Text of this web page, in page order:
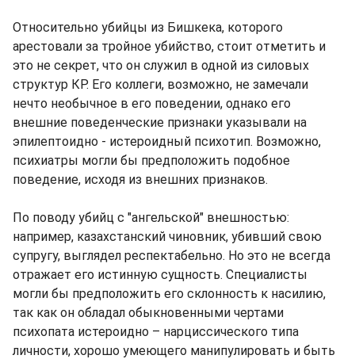
Относительно убийцы из Бишкека, которого
арестовали за тройное убийство, стоит отметить и
это не секрет, что он служил в одной из силовых
структур КР. Его коллеги, возможно, не замечали
нечто необычное в его поведении, однако его
внешние поведенческие признаки указывали на
эпилептоидно - истероидный психотип. Возможно,
психиатры могли бы предположить подобное
поведение, исходя из внешних признаков.
По поводу убийц с "ангельской" внешностью:
например, казахстанский чиновник, убивший свою
супругу, выглядел респектабельно. Но это не всегда
отражает его истинную сущность. Специалисты
могли бы предположить его склонность к насилию,
так как он обладал обыкновенными чертами
психопата истероидно – нарциссического типа
личности, хорошо умеющего манипулировать и быть